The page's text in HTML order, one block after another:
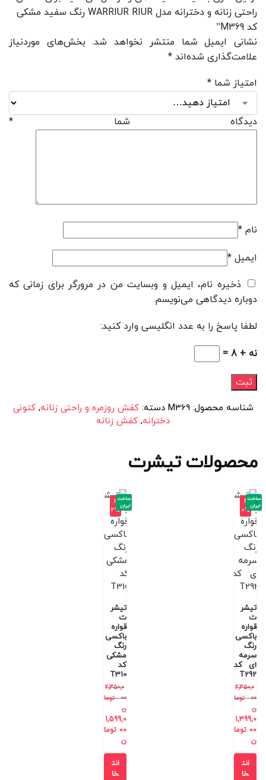
راحتی زنانه و دخترانه مدل WARRIUR RIUR رنگ سفید مشکی
کد M369”
نشانی ایمیل شما منتشر نخواهد شد. بخش‌های موردنیاز
علامت‌گذاری شده‌اند *
امتیاز شما *
دیدگاه شما *
نام *
ایمیل *
ذخیره نام، ایمیل و وبسایت من در مرورگر برای زمانی که
دوباره دیدگاهی می‌نویسم.
لطفا پاسخ را به عدد انگلیسی وارد کنید:
نه + 8 =
شناسه محصول:M369 دسته:کفش روزمره و راحتی زنانه,کتونی
دخترانه, کفش زنانه
محصولات تیشرت
-4
0%
تیشر
ت
قواره
باکسی
رنگ
سرمه
ای کد
T292
2,350,0
00
توما
ن
1,399,0
00 توما
ن
ساخت
ایران
انت
خا
-3
2%
تیشر
ت
قواره
باکسی
رنگ
مشکی
کد
T310
2,350,0
00
توما
ن
1,599,0
00 توما
ن
ساخت
ایران
انت
خا